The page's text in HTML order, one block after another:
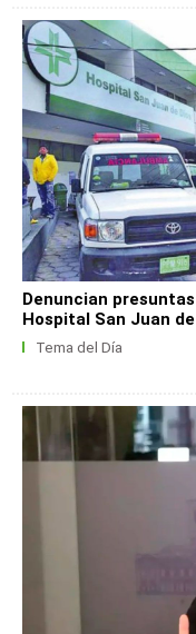
Denuncian
Hospital San Juan
Tema del Día